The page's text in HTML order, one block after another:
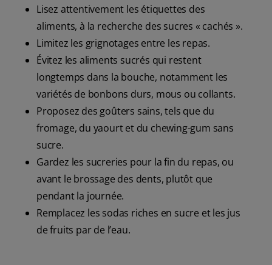
Lisez attentivement les étiquettes des
aliments, à la recherche des sucres « cachés ».
Limitez les grignotages entre les repas.
Évitez les aliments sucrés qui restent
longtemps dans la bouche, notamment les
variétés de bonbons durs, mous ou collants.
Proposez des goûters sains, tels que du
fromage, du yaourt et du chewing-gum sans
sucre.
Gardez les sucreries pour la fin du repas, ou
avant le brossage des dents, plutôt que
pendant la journée.
Remplacez les sodas riches en sucre et les jus
de fruits par de l’eau.